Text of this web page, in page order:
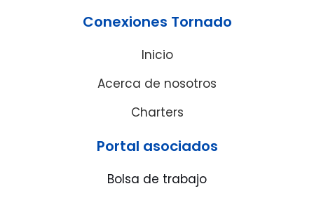
Conexiones Tornado
Inicio
Acerca de nosotros
Charters
Portal asociados
Bolsa de trabajo